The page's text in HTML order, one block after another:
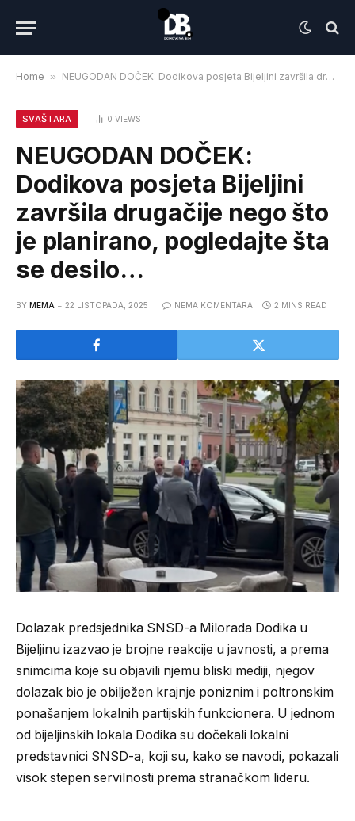
Home » NEUGODAN DOČEK: Dodikova posjeta Bijeljini završila drugačije nego što je planirano, pogledajte šta se desilo…
SVAŠTARA 0 VIEWS
NEUGODAN DOČEK:
Dodikova posjeta Bijeljini
završila drugačije nego što
je planirano, pogledajte šta
se desilo…
BY MEMA 22 LISTOPADA, 2025 NEMA KOMENTARA 2 MINS READ
Dolazak predsjednika SNSD-a Milorada Dodika u
Bijeljinu izazvao je brojne reakcije u javnosti, a prema
snimcima koje su objavili njemu bliski mediji, njegov
dolazak bio je obilježen krajnje poniznim i poltronskim
ponašanjem lokalnih partijskih funkcionera. U jednom
od bijeljinskih lokala Dodika su dočekali lokalni
predstavnici SNSD-a, koji su, kako se navodi, pokazali
visok stepen servilnosti prema stranačkom lideru.